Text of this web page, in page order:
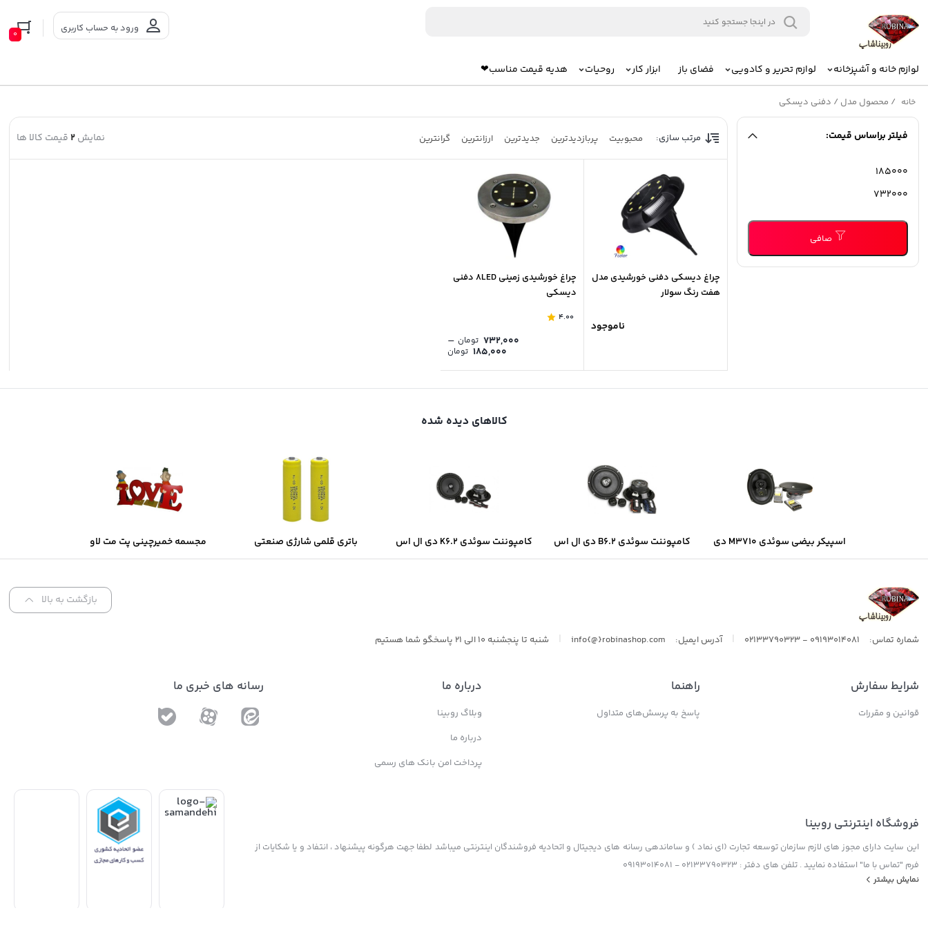
ورود به حساب کاربری 0
لوازم خانه و آشپزخانه لوازم تحریر و کادویی فضای باز ابزار کار روحیات هدیه قیمت مناسب❤
خانه / محصول مدل / دفنی دیسکی
فیلتر براساس قیمت:
حداقل
قیمت
حداكثر
قيمت
صافی
مرتب سازی: محبوبیت پربازدیدترین جدیدترین ارزانترین گرانترین نمایش2 قیمت کالا ها
چراغ دیسکی دفنی خورشیدی مدل
هفت رنگ سولار
ناموجود
چراغ خورشیدی زمینی 8LED دفنی
دیسکی
4.00
۷۳۲,۰۰۰ تومان –
۱۸۵,۰۰۰ تومانPrice
through
کالاهای دیده شده
اسپیکر بیضی سوئدی M3710 دی
ال اس
کامپوننت سوئدی B6.2 دی ال اس کامپوننت سوئدی K6.2 دی ال اس
باتری قلمی شارژی صنعتی
سولونیکس Solonix
مجسمه خمیرچینی پت مت لاو
بازگشت به بالا
شماره تماس: 09193014081 - 02133790323 آدرس ایمیل: info{@}robinashop.com شنبه تا پنجشنبه 10 الی 21 پاسخگو شما هستیم
شرایط سفارش
قوانین و مقررات
راهنما
پاسخ به پرسش‌های متداول
درباره ما
وبلاگ روبینا
درباره ما
پرداخت امن بانک های رسمی
رسانه های خبری ما
فروشگاه اینترنتی روبینا
این سایت دارای مجوز های لازم سازمان توسعه تجارت (ای نماد ) و ساماندهی رسانه های دیجیتال و اتحادیه فروشندگان اینترنتی میباشد لطفا جهت هرگونه پیشنهاد ، انتفاد و یا شکایات از
فرم "تماس با ما" استفاده نمایید . تلفن های دفتر : 02133790323 - 09193014081
نمایش بیشتر